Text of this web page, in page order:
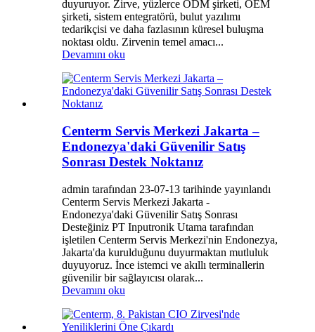
duyuruyor. Zirve, yüzlerce ODM şirketi, OEM
şirketi, sistem entegratörü, bulut yazılımı
tedarikçisi ve daha fazlasının küresel buluşma
noktası oldu. Zirvenin temel amacı...
Devamını oku
Centerm Servis Merkezi Jakarta –
Endonezya'daki Güvenilir Satış
Sonrası Destek Noktanız
admin tarafından 23-07-13 tarihinde yayınlandı
Centerm Servis Merkezi Jakarta -
Endonezya'daki Güvenilir Satış Sonrası
Desteğiniz PT Inputronik Utama tarafından
işletilen Centerm Servis Merkezi'nin Endonezya,
Jakarta'da kurulduğunu duyurmaktan mutluluk
duyuyoruz. İnce istemci ve akıllı terminallerin
güvenilir bir sağlayıcısı olarak...
Devamını oku